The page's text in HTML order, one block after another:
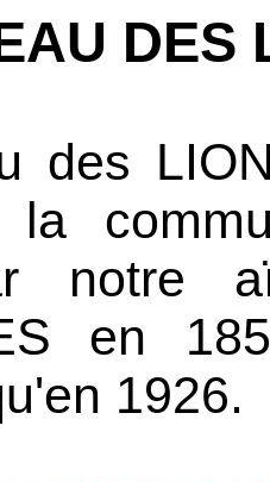
DES
des
notre
en
1926.